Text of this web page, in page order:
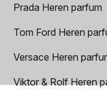
Prada Heren parfum
Tom Ford Heren
Versace Heren
Viktor & Rolf Heren